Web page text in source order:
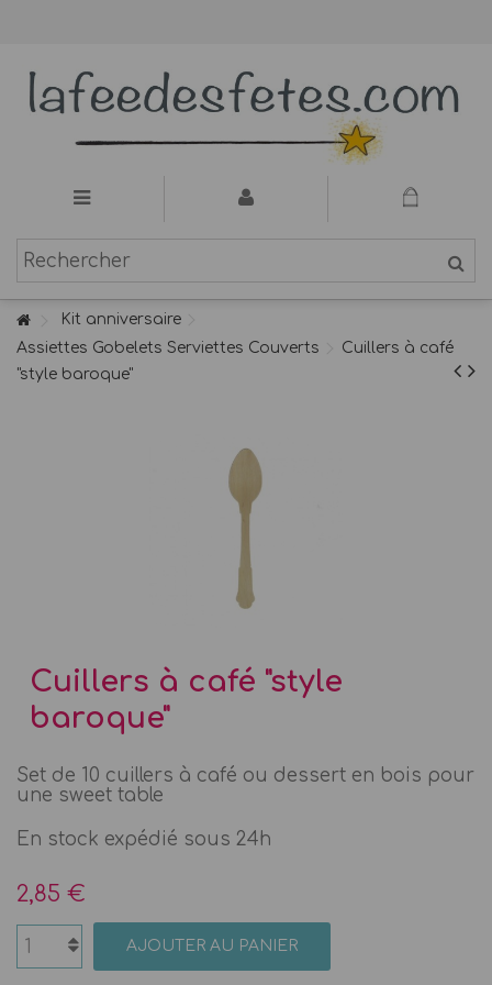
Kit anniversaire
Assiettes Gobelets Serviettes Couverts
Cuillers à café
"style baroque"
Cuillers à café "style
baroque"
Set de 10 cuillers à café ou dessert en bois pour
une sweet table
En stock expédié sous 24h
2,85 €
AJOUTER AU PANIER